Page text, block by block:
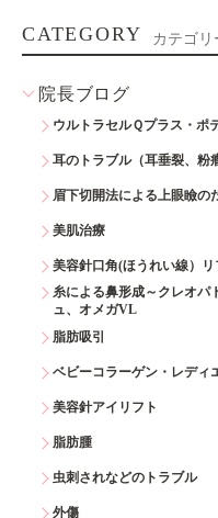
CATEGORY カテゴリ
院長ブログ
ウルトラセルＱプラス・ポ
耳のトラブル（耳垂裂、粉
眉下切開法による上眼瞼の
美肌治療
美容針口角(ほうれい線）リ
糸による鼻形成～クレオ
ュ、オメガVL
脂肪吸引
ベビーコラーゲン・レディ
美容針アイリフト
脂肪腫
虫刺されなどのトラブル
外傷